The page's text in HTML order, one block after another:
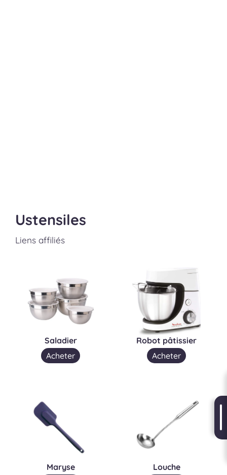
Ustensiles
Liens affiliés
Saladier
Acheter
Robot pâtissier
Acheter
Maryse
Louche